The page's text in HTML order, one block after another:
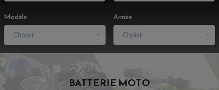
Modèle
Choisir
Année
Choisir
BATTERIE MOTO